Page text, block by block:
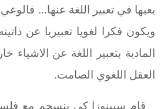
يعيها في تعبير اللغة عنها...
ويكون فكرا لغويا تعبيريا عن
المادية بتعبير اللغة عن الاشياء
العقل اللغوي الصامت.
قام سبينوزا كي ينسجم مع